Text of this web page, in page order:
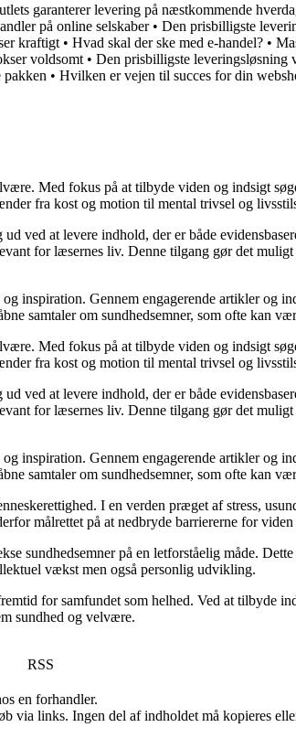
garanterer levering på næstkommende
på online selskaber• Den prisbilligste
kraftigt • Hvad skal der ske med e-handel? •
voldsomt • Den prisbilligste leveringsløsning
pakken • Hvilken er vejen til succes for din
Med fokus på at tilbyde viden og indsigt
fra kost og motion til mental trivsel og
at levere indhold, der er både
for læsernes liv. Denne tilgang gør det
inspiration. Gennem engagerende artikler og
samtaler om sundhedsemner, som ofte kan
Med fokus på at tilbyde viden og indsigt
fra kost og motion til mental trivsel og
at levere indhold, der er både
for læsernes liv. Denne tilgang gør det
inspiration. Gennem engagerende artikler og
samtaler om sundhedsemner, som ofte kan
I en verden præget af stress,
målrettet på at nedbryde barriererne for
sundhedsemner på en letforståelig måde.
vækst men også personlig udvikling.
for samfundet som helhed. Ved at tilbyde
sundhed og velvære.
RSS
en forhandler.
via links. Ingen del af indholdet må kopieres